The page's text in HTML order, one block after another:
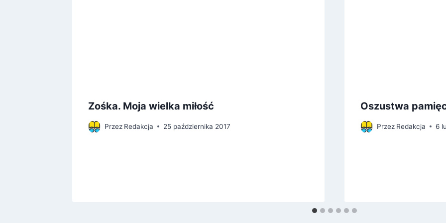
Zośka. Moja wielka miłość
Przez Redakcja 25 października 2017
Oszustwa
Przez Redakcja 6